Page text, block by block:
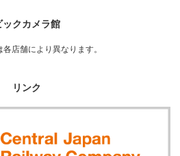
ックカメラ館
各店舗により異なります。
リンク